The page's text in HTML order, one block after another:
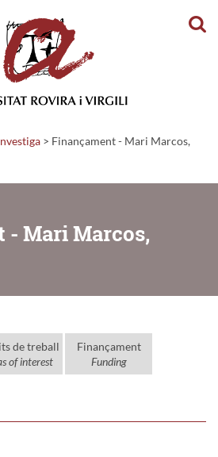
> Finançament - Mari Marcos,
- Mari Marcos,
de treball
of interest
Finançament
Funding